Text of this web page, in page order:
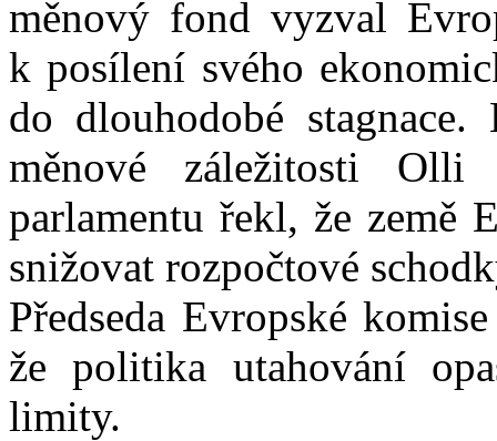
měnový fond vyzval
k posílení svého
do dlouhodobé
měnové záležitosti
parlamentu řekl, že země
snižovat rozpočtové
Předseda Evropské
že politika utahování
limity.